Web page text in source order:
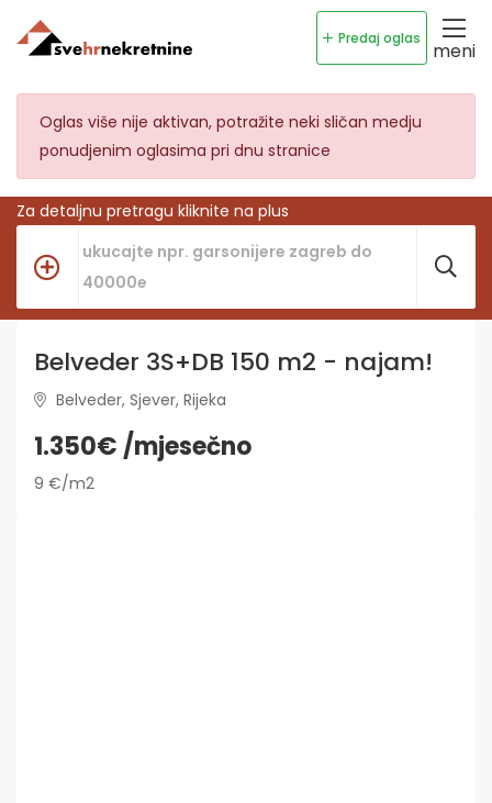
Predaj oglas
meni
Oglas više nije aktivan, potražite neki sličan medju
ponudjenim oglasima pri dnu stranice
Za detaljnu pretragu kliknite na plus
Belveder 3S+DB 150 m2 - najam!
Belveder, Sjever, Rijeka
1.350€ /mjesečno
9 €/m2